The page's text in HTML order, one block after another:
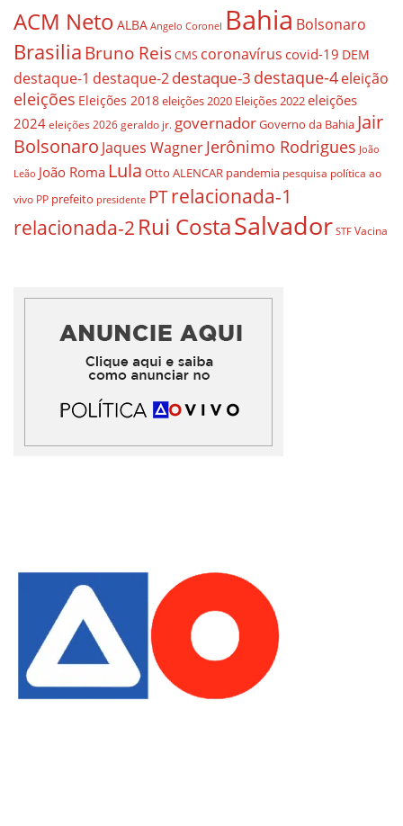
ACM Neto ALBA Angelo Coronel Bahia Bolsonaro
BrasiliaBruno ReisCMS coronavírus covid-19 DEM
destaque-1 destaque-2destaque-3 destaque-4eleição
eleições Eleições 2018eleições 2020 Eleições 2022eleições
2024 eleições 2026 geraldo jr. governadorGoverno da Bahia Jair
Bolsonaro Jaques WagnerJerônimo Rodrigues João
Leão João Roma Lula Otto ALENCAR pandemia pesquisa política ao
vivo PP prefeito presidente PTrelacionada-1
relacionada-2 Rui CostaSalvador STF Vacina